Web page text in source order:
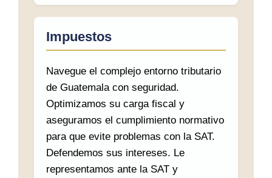
Impuestos
Navegue el complejo entorno tributario
de Guatemala con seguridad.
Optimizamos su carga fiscal y
aseguramos el cumplimiento normativo
para que evite problemas con la SAT.
Defendemos sus intereses. Le
representamos ante la SAT y